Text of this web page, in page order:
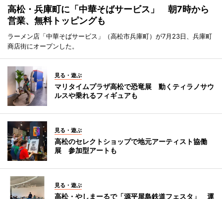
高松・兵庫町に「中華そばサービス」 朝7時から
営業、無料トッピングも
ラーメン店「中華そばサービス」（高松市兵庫町）が7月23日、兵庫町
商店街にオープンした。
見る・遊ぶ
マリタイムプラザ高松で恐竜展 動くティラノサウ
ルスや乗れるフィギュアも
見る・遊ぶ
高松のセレクトショップで地元アーティスト協働
展 参加型アートも
見る・遊ぶ
高松・やしまーるで「源平屋島鉄道フェスタ」 運